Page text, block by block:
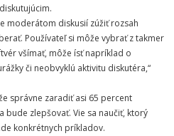
moderátom diskusií zúžiť rozsah
Používateľ si môže vybrať z takmer
všímať, môže ísť napríklad o
či neobvyklú aktivitu diskutéra,“
správne zaradiť asi 65 percent
zlepšovať. Vie sa naučiť, ktorý
konkrétnych príkladov.